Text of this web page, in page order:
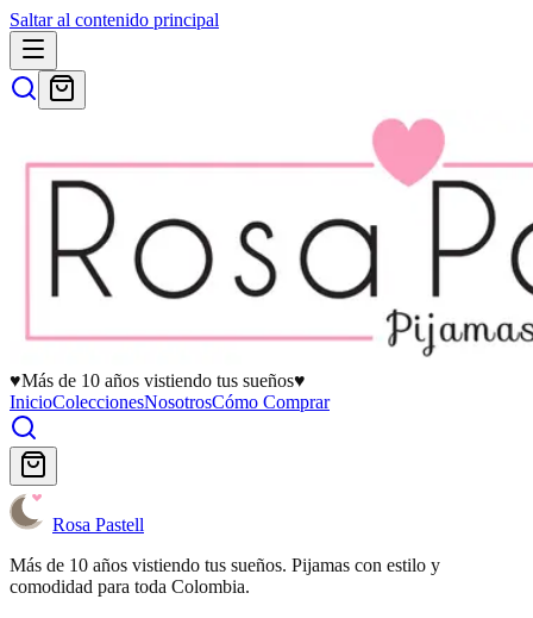
Saltar al contenido principal
♥Más de 10 años vistiendo tus sueños♥
InicioColeccionesNosotrosCómo Comprar
Rosa Pastell
Más de 10 años vistiendo tus sueños. Pijamas con estilo y
comodidad para toda Colombia.